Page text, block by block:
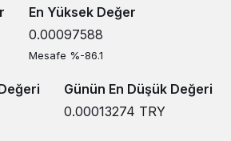
En Yüksek Değer
0.00097588
Mesafe %-86.1
Günün En Düşük Değeri
0.00013274 TRY